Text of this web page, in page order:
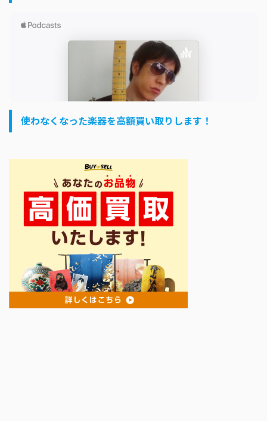
使わなくなった楽器を高額買い取りします！